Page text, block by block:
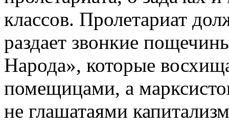
классов. Пролетариат
раздает звонкие
Народа», которые
помещицами, а
не глашатаями